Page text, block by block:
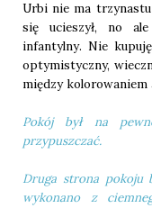
Urbi nie ma
się ucieszył, no
infantylny. Nie
optymistyczny,
między
Pokój był na
przypuszczać.
Druga strona pokoju
wykonano z